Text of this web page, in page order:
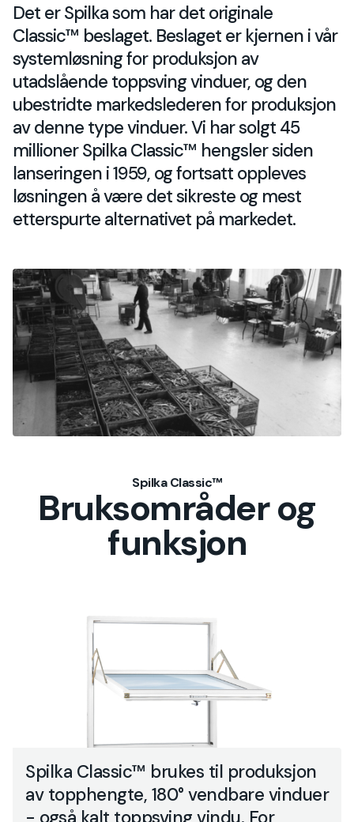
Det er Spilka som har det originale
Classic™ beslaget. Beslaget er kjernen i vår
systemløsning for produksjon av
utadslående toppsving vinduer, og den
ubestridte markedslederen for produksjon
av denne type vinduer. Vi har solgt 45
millioner Spilka Classic™ hengsler siden
lanseringen i 1959, og fortsatt oppleves
løsningen å være det sikreste og mest
etterspurte alternativet på markedet.
Spilka Classic™
Bruksområder og
funksjon
Spilka Classic™ brukes til produksjon
av topphengte, 180° vendbare vinduer
- også kalt toppsving vindu. For